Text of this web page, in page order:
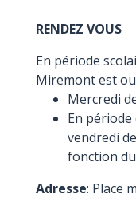
RENDEZ VOUS
En période
Miremont est
Mercredi
En période
vendredi
fonction
Adresse: Place